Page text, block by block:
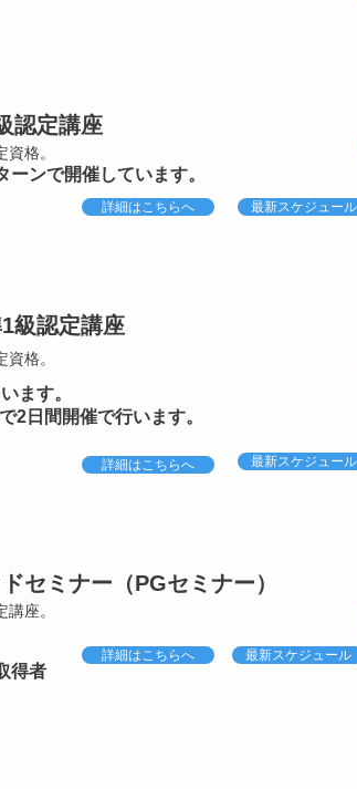
認定講座
資格。
最新スケジュール
ンで開催しています。
詳細はこちらへ
級認定講座
資格。
ます。
2日間開催で行います。
詳細はこちらへ 最新スケジュール
セミナー（PGセミナー）
講座。
得者
詳細はこちらへ 最新スケジュール